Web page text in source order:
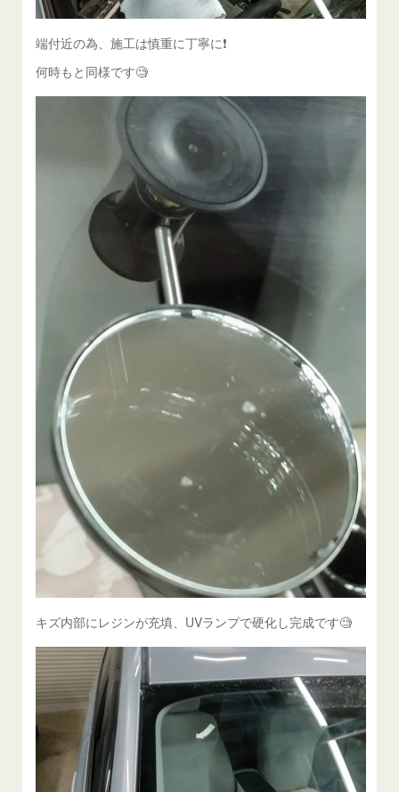
端付近の為、施工は慎重に丁寧に❗️
何時もと同様です🧐
キズ内部にレジンが充填、UVランプで硬化し完成です🧐